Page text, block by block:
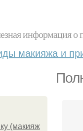
информация о
макияжа и
(макияж